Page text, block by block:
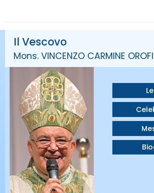
Il Vescovo
Mons. VINCENZO CARMINE